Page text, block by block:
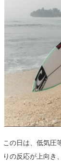
この日は、低気圧
りの反応が上向き
四国
サーファーズ
ライター/寄稿メ
Naoya Kimoto
メディア